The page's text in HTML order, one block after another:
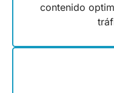
contenido